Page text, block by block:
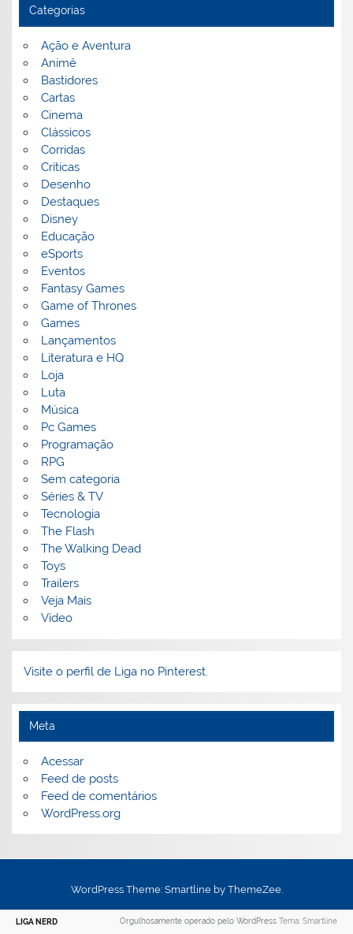
Categorias
Ação e Aventura
Animê
Bastidores
Cartas
Cinema
Clássicos
Corridas
Críticas
Desenho
Destaques
Disney
Educação
eSports
Eventos
Fantasy Games
Game of Thrones
Games
Lançamentos
Literatura e HQ
Loja
Luta
Música
Pc Games
Programação
RPG
Sem categoria
Séries & TV
Tecnologia
The Flash
The Walking Dead
Toys
Trailers
Veja Mais
Vídeo
Visite o perfil de Liga no Pinterest.
Meta
Acessar
Feed de posts
Feed de comentários
WordPress.org
WordPress Theme: Smartline by ThemeZee.
LIGA NERD Orgulhosamente operado pelo WordPress Tema: Smartline